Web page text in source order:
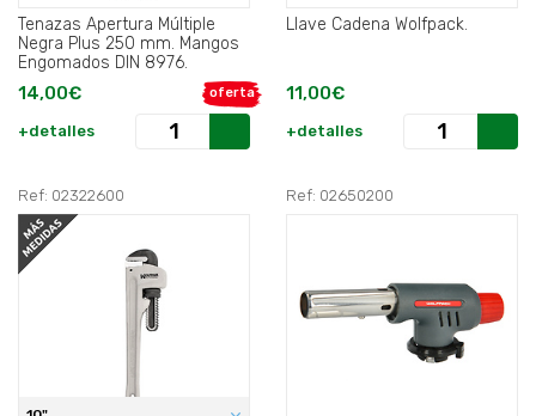
Tenazas Apertura Múltiple
Negra Plus 250 mm. Mangos
Engomados DIN 8976.
oferta
14,00€
+detalles
Llave Cadena Wolfpack.
11,00€
+detalles
Ref: 02322600 Ref: 02650200